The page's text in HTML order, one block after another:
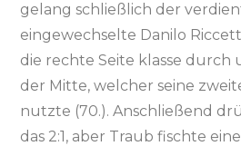
gelang schließlich der
eingewechselte Danilo
die rechte Seite klasse durch
der Mitte, welcher seine
nutzte (70.). Anschließend
das 2:1, aber Traub fischte